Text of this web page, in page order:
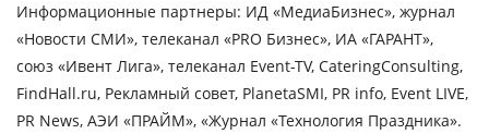
Информационные партнеры: ИД «МедиаБизнес», журнал
«Новости СМИ», телеканал «PRO Бизнес», ИА «ГАРАНТ»,
союз «Ивент Лига», телеканал Event-TV, CateringConsulting,
FindHall.ru, Рекламный совет, PlanetaSMI, PR info, Event LIVE,
PR News, АЭИ «ПРАЙМ», «Журнал «Технология Праздника».